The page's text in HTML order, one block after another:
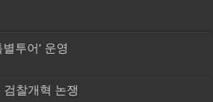
투어’ 운영
찰개혁 논쟁